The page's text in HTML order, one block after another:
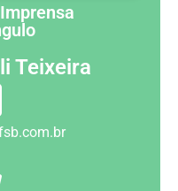
Teixeira